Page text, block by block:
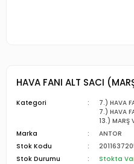
HAVA FANI ALT SACI
Kategori 7.) HAVA
7.) HAVA
13.) MARŞ
Marka
ANTOR
Stok Kodu
Stok Durumu
Stokta